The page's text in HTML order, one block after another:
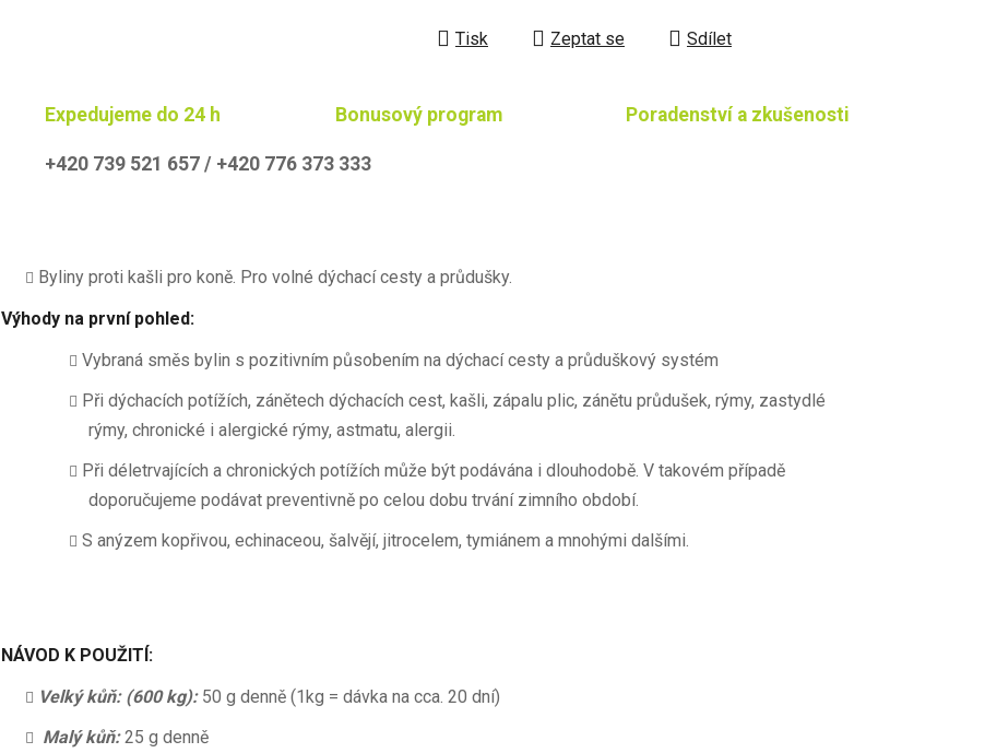
Tisk Zeptat se Sdílet
Expedujeme do 24 h Bonusový program Poradenství a zkušenosti
+420 739 521 657 / +420 776 373 333
Byliny proti kašli pro koně. Pro volné dýchací cesty a průdušky.
Výhody na první pohled:
Vybraná směs bylin s pozitivním působením na dýchací cesty a průduškový systém
Při dýchacích potížích, zánětech dýchacích cest, kašli, zápalu plic, zánětu průdušek, rýmy, zastydlé
rýmy, chronické i alergické rýmy, astmatu, alergii.
Při déletrvajících a chronických potížích může být podávána i dlouhodobě. V takovém případě
doporučujeme podávat preventivně po celou dobu trvání zimního období.
S anýzem kopřivou, echinaceou, šalvějí, jitrocelem, tymiánem a mnohými dalšími.
NÁVOD K POUŽITÍ:
Velký kůň: (600 kg):50 g denně (1kg = dávka na cca. 20 dní)
Malý kůň:25 g denně